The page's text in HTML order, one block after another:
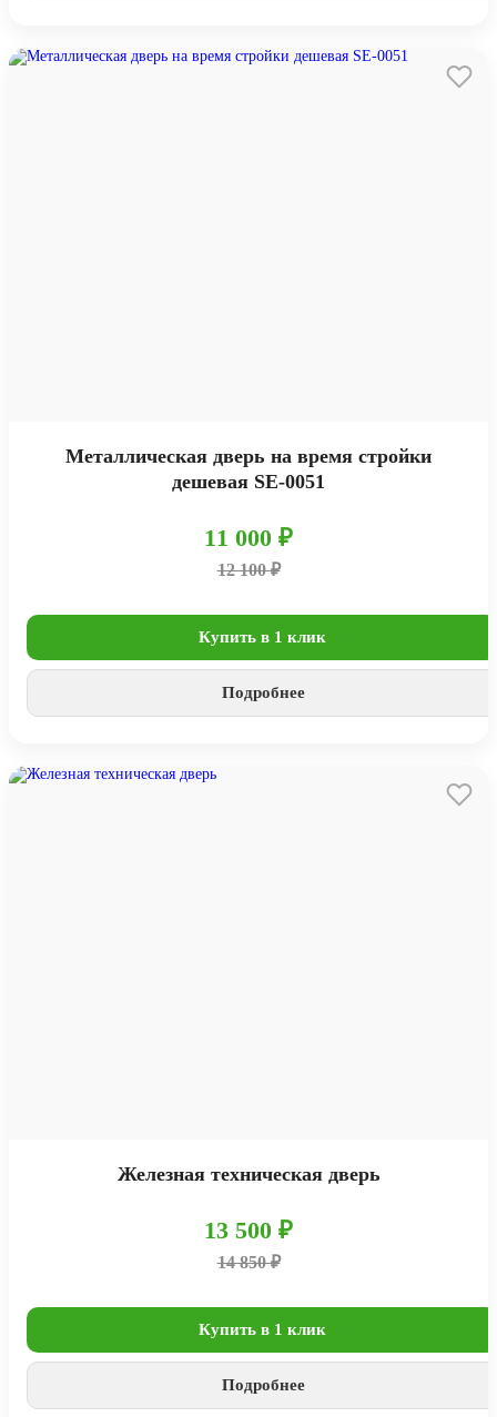
Металлическая дверь на время стройки
дешевая SE-0051
11 000 ₽
12 100 ₽
Купить в 1 клик
Подробнее
Железная техническая дверь
13 500 ₽
14 850 ₽
Купить в 1 клик
Подробнее